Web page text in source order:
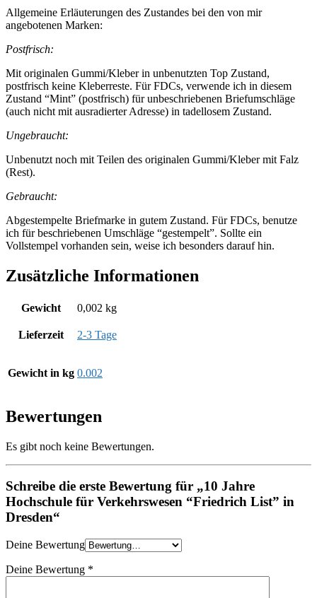
Allgemeine Erläuterungen des Zustandes bei den von mir
angebotenen Marken:
Postfrisch:
Mit originalen Gummi/Kleber in unbenutzten Top Zustand,
postfrisch keine Kleberreste. Für FDCs, verwende ich in diesem
Zustand “Mint” (postfrisch) für unbeschriebenen Briefumschläge
(auch nicht mit ausradierter Adresse) in tadellosem Zustand.
Ungebraucht:
Unbenutzt noch mit Teilen des originalen Gummi/Kleber mit Falz
(Rest).
Gebraucht:
Abgestempelte Briefmarke in gutem Zustand. Für FDCs, benutze
ich für beschriebenen Umschläge “gestempelt”. Sollte ein
Vollstempel vorhanden sein, weise ich besonders darauf hin.
Zusätzliche Informationen
Gewicht 0,002 kg
Lieferzeit 2-3 Tage
Gewicht in kg 0.002
Bewertungen
Es gibt noch keine Bewertungen.
Schreibe die erste Bewertung für „10 Jahre
Hochschule für Verkehrswesen “Friedrich List” in
Dresden“
Deine Bewertung
Deine Bewertung *